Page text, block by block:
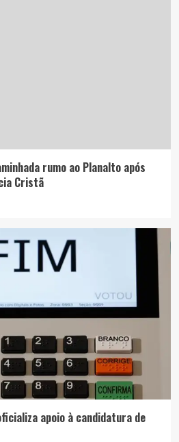
rumo ao Planalto após
Cristã
apoio à candidatura de